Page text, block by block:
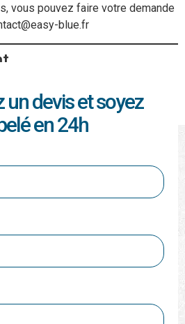
vous pouvez faire votre demande
blue.fr
un devis et soyez
en 24h